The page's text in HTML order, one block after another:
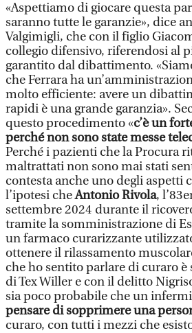
«Aspettiamo di giocare questa
saranno tutte le garanzie», dice
Valgimigli, che con il figlio
collegio difensivo, riferendosi al
garantito dal dibattimento.
che Ferrara ha
molto efficiente: avere un
rapidi è una grande garanzia».
questo procedimento «c’è un
perché non sono state messe
Perché i pazienti che la Procura
maltrattati non sono mai stati
contesta anche uno degli aspetti
l’ipotesi cheAntonio Rivola,
settembre 2024 durante il
tramite la somministrazione di
un farmaco curarizzante
ottenere il rilassamento
che ho sentito parlare di curaro
di Tex Willer e con il delitto
sia poco probabile che un
pensare di sopprimere una
curaro, con tutti i mezzi che